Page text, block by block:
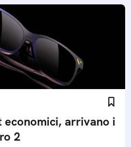
economici, arrivano i
2